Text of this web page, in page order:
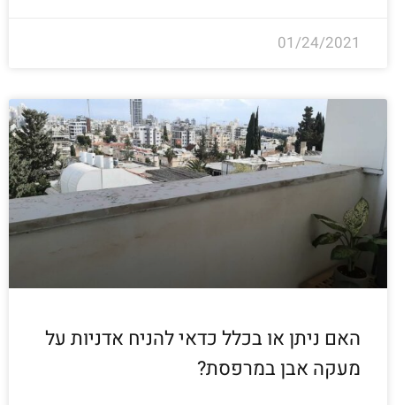
01/24/2021
האם ניתן או בכלל כדאי להניח אדניות על
מעקה אבן במרפסת?